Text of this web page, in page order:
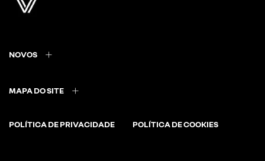
NOVOS
MAPA DO SITE
POLÍTICA DE PRIVACIDADE POLÍTICA DE COOKIES